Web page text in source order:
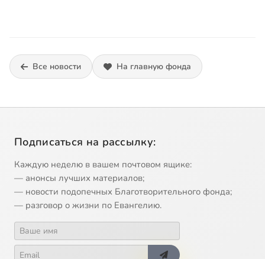
Все новости На главную фонда
Подписаться на рассылку:
Каждую неделю в вашем почтовом ящике:
— анонсы лучших материалов;
— новости подопечных Благотворительного фонда;
— разговор о жизни по Евангелию.